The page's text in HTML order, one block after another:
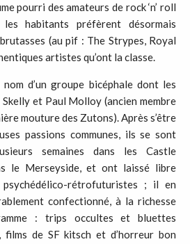
pourri des amateurs de rock ‘n’ roll
les habitants préfèrent désormais
(au pif : The Strypes, Royal
artistes qu’ont la classe.
d’un groupe bicéphale dont les
et Paul Molloy (ancien membre
mouture des Zutons). Après s’être
passions communes, ils se sont
semaines dans les Castle
le Merseyside, et ont laissé libre
rétrofuturistes ; il en
confectionné, à la richesse
: trips occultes et bluettes
films de SF kitsch et d’horreur bon